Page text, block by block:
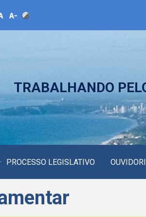
TRABALHANDO
PROCESSO LEGISLATIVO